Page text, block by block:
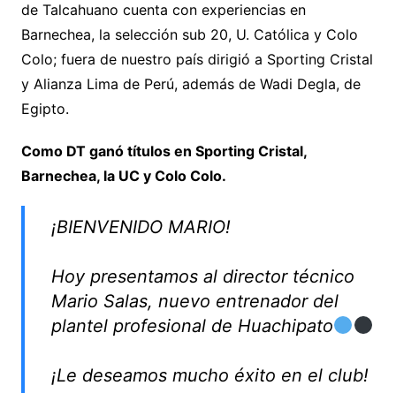
de Talcahuano cuenta con experiencias en
Barnechea, la selección sub 20, U. Católica y Colo
Colo; fuera de nuestro país dirigió a Sporting Cristal
y Alianza Lima de Perú, además de Wadi Degla, de
Egipto.
Como DT ganó títulos en Sporting Cristal,
Barnechea, la UC y Colo Colo.
¡BIENVENIDO MARIO!
Hoy presentamos al director técnico
Mario Salas, nuevo entrenador del
plantel profesional de Huachipato
¡Le deseamos mucho éxito en el club!